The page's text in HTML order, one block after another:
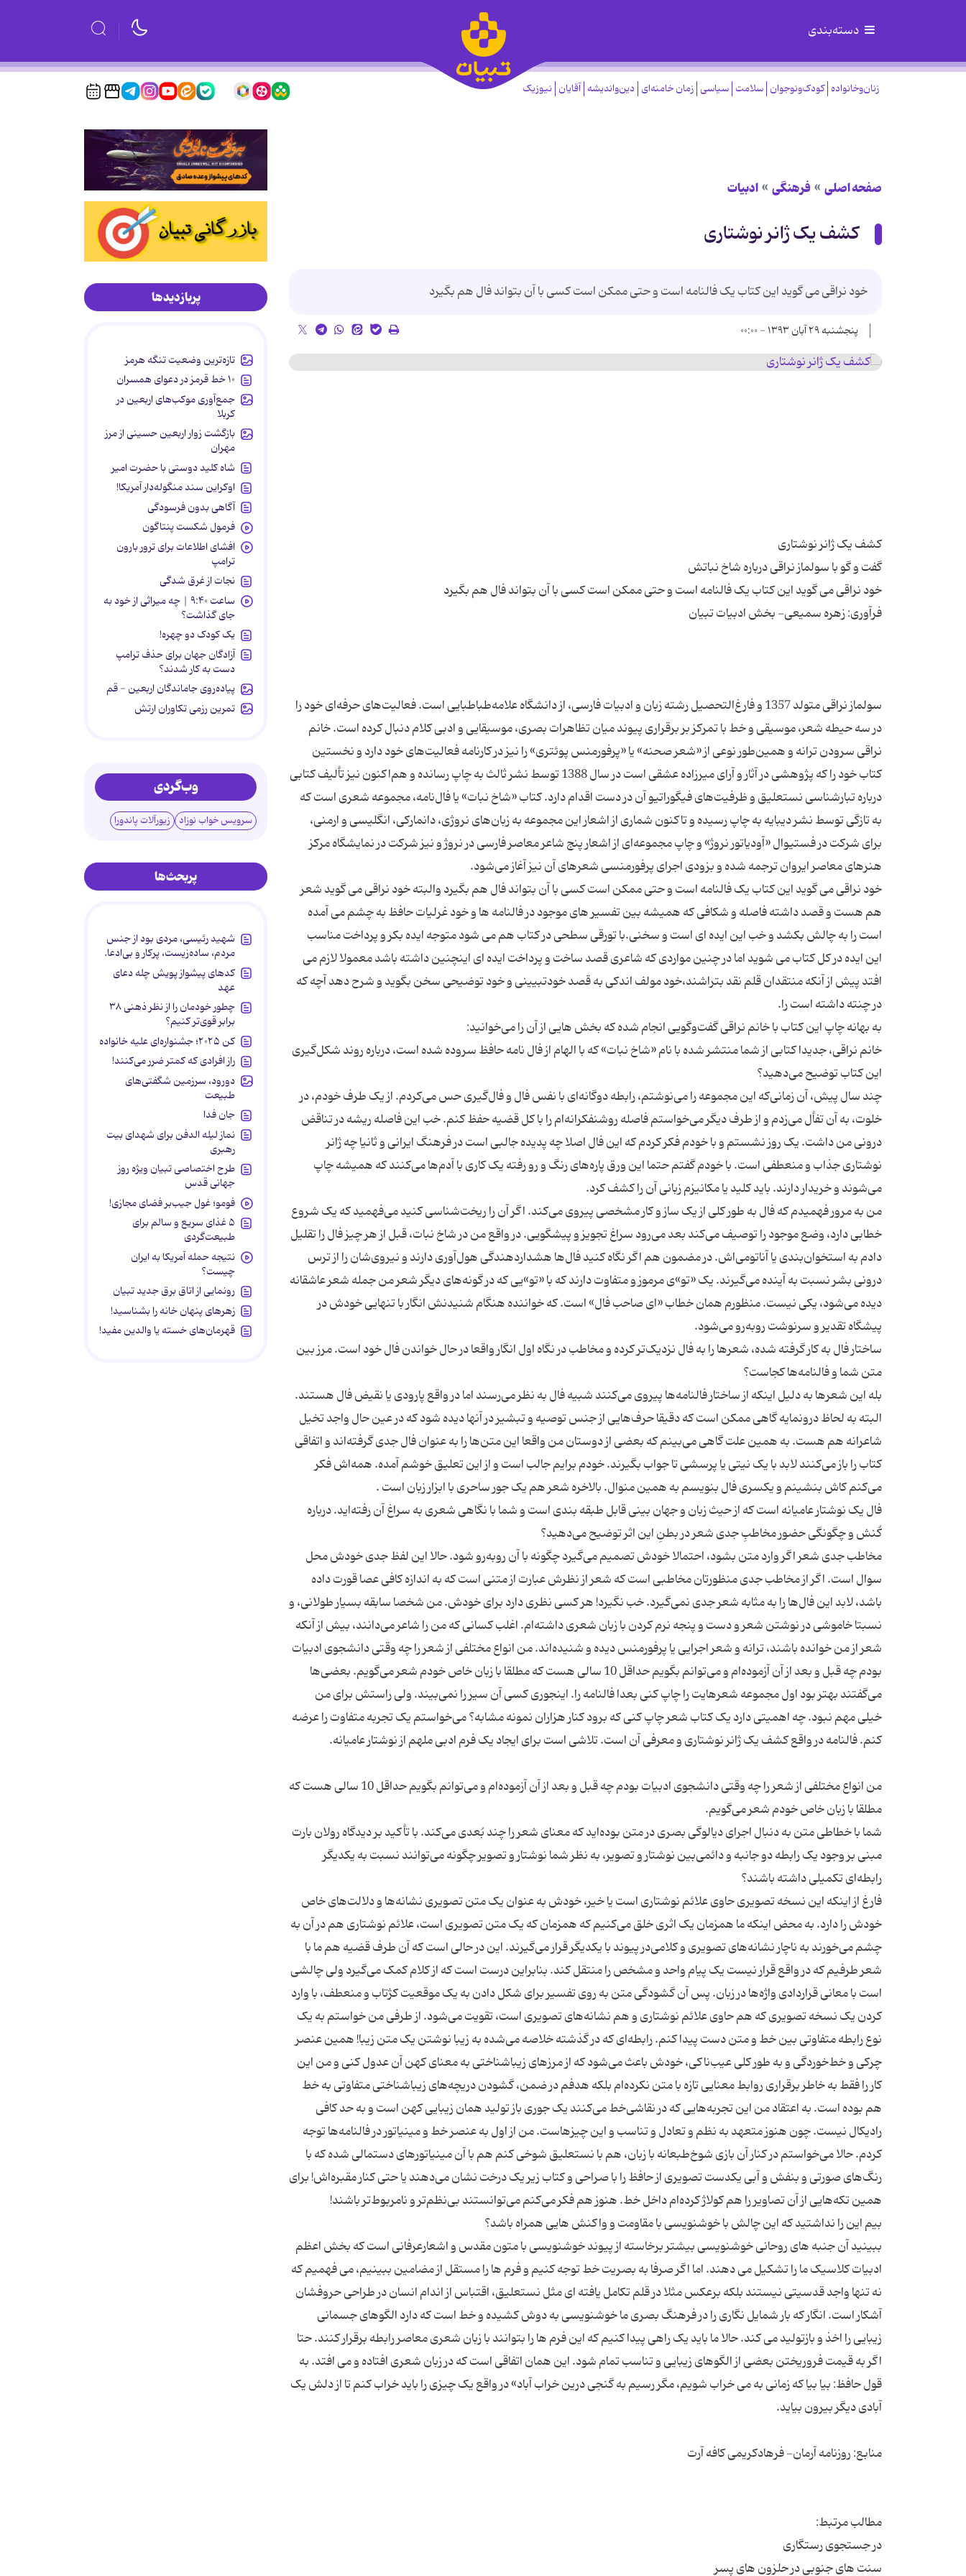
دسته‌بندی
زنان‌وخانواده کودک‌ونوجوان سلامت سیاسی زمان خامنه‌ای دین‌واندیشه آقایان نیوزیک
صفحه اصلی فرهنگی ادبیات
کشف یک ژانر نوشتاری
خود نراقی می گوید این کتاب یک فالنامه است و حتی ممکن است کسی با آن بتواند فال هم بگیرد
پنجشنبه ۲۹ آبان ۱۳۹۳ - ۰۰:۰۰
سولماز نراقی متولد 1357 و فارغ‌التحصیل رشته زبان و ادبیات فارسی، از دانشگاه علامه‌طباطبایی است. فعالیت‌های حرفه‌ای خود را
در سه حیطه شعر، موسیقی و خط با تمرکز بر برقراری پیوند میان تظاهرات بصری، موسیقایی و ادبی کلام دنبال کرده است. خانم
نراقی سرودن ترانه و همین‌طور نوعی از «شعر صحنه» یا «پرفورمنس پوئتری» را نیز در کارنامه فعالیت‌های خود دارد و نخستین
کتاب خود را که پژوهشی در آثار و آرای میرزاده عشقی ا‌ست در سال 1388 توسط نشر ثالث به چاپ رسانده و هم‌اکنون نیز تألیف کتابی
درباره تبارشناسی نستعلیق و ظرفیت‌های فیگوراتیو آن در دست اقدام دارد. کتاب «شاخ نبات» یا فال‌نامه، مجموعه شعری‌ است که
به تازگی توسط نشر دیبایه به چاپ رسیده و تاکنون شماری از اشعار این مجموعه به زبان‌های نروژی، دانمارکی، انگلیسی و ارمنی،
برای شرکت در فستیوال «آودیاتور نروژ» و چاپ مجموعه‌ای از اشعار پنج شاعر معاصر فارسی در نروژ و نیز شرکت در نمایشگاه مرکز
خود نراقی می گوید این کتاب یک فالنامه است و حتی ممکن است کسی با آن بتواند فال هم بگیرد والبته خود نراقی می گوید شعر
هم هست و قصد داشته فاصله و شکافی که همیشه بین تفسیر های موجود در فالنامه ها و خود غرلیات حافظ به چشم می آمده
است را به چالش بکشد و خب این ایده ای است و سخنی.با تورقی سطحی در کتاب هم می شود متوجه ایده بکر و پرداخت مناسب
این ایده در کل کتاب می شوید اما در چنین مواردی که شاعری قصد ساخت و پرداخت ایده ای اینچنین داشته باشد معمولا لازم می
افتد پیش از آنکه منتقدان قلم نقد بتراشند،خود مولف اندکی به قصد خودتبیینی و خود توضیحی سخن بگوید و شرح دهد آچه که
خانم نراقی، جدیدا کتابی از شما منتشر شده با نام «شاخ نبات» که با الهام از فال نامه حافظ سروده شده است، درباره روند شکل‌گیری
چند سال پیش، آن زمانی‌که این مجموعه را می‌نوشتم، رابطه دوگانه‌ای با نفس فال و فال‌گیری حس می‌کردم. از یک طرف خودم، در
خلوت، به آن تفأل می‌زدم و از طرف دیگر می‌خواستم فاصله روشنفکرانه‌ام را با کل قضیه حفظ کنم. خب این فاصله ریشه در تناقض
درونی من داشت. یک روز نشستم و با خودم فکر کردم که این فال اصلا چه پدیده جالبی ا‌ست در فرهنگ ایرانی و ثانیا چه ژانر
نوشتاری جذاب و منعطفی است. با خودم گفتم حتما این ورق پاره‌های رنگ و رو رفته یک کاری با آدم‌ها می‌کنند که همیشه چاپ
من به مرور فهمیدم که فال به طور کلی از یک ساز و کار مشخصی پیروی می‌کند. اگر آن را ریخت‌شناسی کنید می‌فهمید که یک شروع
خطابی دارد، وضع موجود را توصیف می‌کند بعد می‌رود سراغ تجویز و پیشگویی. در واقع من در شاخ نبات، قبل از هر چیز فال را تقلیل
دادم به استخوان‌بندی یا آناتومی‌اش. در مضمون هم اگر نگاه کنید فال‌ها هشداردهندگی هول‌آوری دارند و نیروی‌شان را از ترس
درونی بشر نسبت به آینده می‌گیرند. یک «تو»ی مرموز و متفاوت دارند که با «تو»یی که در گونه‌های دیگر شعر من جمله شعر عاشقانه
دیده می‌شود، یکی نیست. منظورم همان خطاب «ای صاحب فال» است. که خواننده هنگام شنیدنش انگار با تنهایی خودش در
ساختار فال به کار گرفته شده، شعرها را به فال نزدیک‌تر کرده و مخاطب در نگاه اول انگار واقعا در حال خواندن فال خود است. مرز بین
بله این شعرها به دلیل اینکه از ساختار فالنامه‌ها پیروی می‌کنند شبیه فال به نظر می‌رسند اما در واقع پارودی یا نقیض فال هستند.
البته به لحاظ درونمایه گاهی ممکن است که دقیقا حرف‌هایی از جنس توصیه و تبشیر در آنها دیده شود که در عین حال واجد تخیل
شاعرانه هم هست. به همین علت گاهی می‌بینم که بعضی از دوستان من واقعا این متن‌ها را به عنوان فال جدی گرفته‌اند و اتفاقی
کتاب را باز می‌کنند لابد با یک نیتی یا پرسشی تا جواب بگیرند. خودم برایم جالب است و از این تعلیق خوشم آمده. همه‌ا‌ش فکر
فال یک نوشتار عامیانه است که از حیث زبان و جهان بینی قابل طبقه بندی‌ است و شما با نگاهی شعری به سراغ آن رفته‌اید. درباره
مخاطب جدی شعر اگر وارد متن بشود، احتمالا خودش تصمیم می‌گیرد چگونه با آن روبه‌رو شود. حالا این لفظ جدی خودش محل
سوال است. اگر از مخاطب جدی منظورتان مخاطبی است که شعر از نظرش عبارت از متنی است که به اندازه کافی عصا قورت داده
باشد، لابد این فال‌ها را به مثابه شعر جدی نمی‌گیرد. خب نگیرد! هر کسی نظری دارد برای خودش. من شخصا سابقه بسیار طولانی، و
نسبتا خاموشی در نوشتن شعر و دست و پنجه نرم کردن با زبان شعری داشته‌ام. اغلب کسانی که من را شاعر می‌دانند، بیش از آنکه
شعر از من خوانده باشند، ترانه و شعر اجرایی یا پرفورمنس دیده و شنیده‌اند. من انواع مختلفی از شعر را چه وقتی دانشجوی ادبیات
بودم چه قبل و بعد از آن آزموده‌ام و می‌توانم بگویم حداقل 10 سالی هست که مطلقا با زبان خاص خودم شعر می‌گویم. بعضی‌ها
می‌گفتند بهتر بود اول مجموعه شعرهایت را چاپ کنی بعدا فالنامه را. اینجوری کسی آن سیر را نمی‌بیند. ولی راستش برای من
خیلی مهم نبود. چه اهمیتی دارد یک کتاب شعر چاپ کنی که برود کنار هزاران نمونه مشابه؟ می‌خواستم یک تجربه متفاوت را عرضه
من انواع مختلفی از شعر را چه وقتی دانشجوی ادبیات بودم چه قبل و بعد از آن آزموده‌ام و می‌توانم بگویم حداقل 10 سالی هست که
شما با خطاطی متن به دنبال اجرای دیالوگی بصری در متن بوده‌اید که معنای شعر را چند بُعدی می‌کند. با تأکید بر دیدگاه رولان بارت
مبنی بر وجود یک رابطه دو جانبه و دائمی‌بین نوشتار و تصویر، به نظر شما نوشتار و تصویر چگونه می‌توانند نسبت به یکدیگر
فارغ از اینکه این نسخه تصویری حاوی علائم نوشتاری ا‌ست یا خیر، خودش به عنوان یک متن تصویری نشانه‌ها و دلالت‌های خاص
خودش را دارد. به محض اینکه ما همزمان یک اثری خلق می‌کنیم که همزمان که یک متن تصویری است، علائم نوشتاری هم در آن به
چشم می‌خورند به ناچار نشانه‌های تصویری و کلامی‌در پیوند با یکدیگر قرار می‌گیرند. این در حالی است که آن طرف قضیه هم ما با
شعر طرفیم که در واقع قرار نیست یک پیام واحد و مشخص را منتقل کند. بنابراین درست است که از کلام کمک می‌گیرد ولی چالشی‌
است با معانی قراردادی واژه‌ها در زبان. پس آن گشودگی متن به روی تفسیر برای شکل دادن به یک موقعیت کژتاب و منعطف، با وارد
کردن یک نسخه تصویری که هم حاوی علائم نوشتاری و هم نشانه‌های تصویری است، تقویت می‌شود. از طرفی من خواستم به یک
نوع رابطه متفاوتی بین خط و متن دست پیدا کنم. رابطه‌ای که در گذشته خلاصه می‌شده به زیبا نوشتن یک متن زیبا! همین عنصر
چرکی و خط‌خوردگی و به طور کلی عیب‌ناکی، خودش باعث می‌شود که از مرزهای زیباشناختی به معنای کهن آن عدول کنی و من این
کار را فقط به خاطر برقراری روابط معنایی تازه با متن نکرده‌ام بلکه هدفم در ضمن، گشودن دریچه‌های زیباشناختی متفاوتی به خط
هم بوده است. به اعتقاد من این تجربه‌هایی که در نقاشی‌خط می‌کنند یک جوری باز تولید همان زیبایی کهن است و به حد کافی
رادیکال نیست. چون هنوز متعهد به نظم و تعادل و تناسب و این چیزهاست. من از اول به عنصر خط و مینیاتور در فالنامه‌ها توجه
کردم. حالا می‌خواستم در کنار آن بازی شوخ‌طبعانه با زبان، هم با نستعلیق شوخی کنم هم با آن مینیاتورهای دستمالی شده که با
رنگ‌های صورتی و بنفش و آبی یکدست تصویری از حافظ را با صراحی و کتاب زیر یک درخت نشان می‌دهند یا حتی کنار مقبره‌اش! برای
ببینید آن جنبه های روحانی خوشنویسی بیشتر برخاسته از پیوند خوشنویسی با متون مقدس و اشعارعرفانی است که بخش اعظم
ادبیات کلاسیک ما را تشکیل می دهند. اما اگر صرفا به بصریت خط توجه کنیم و فرم ها را مستقل از مضامین ببینیم، می فهمیم که
نه تنها واجد قدسیتی نیستند بلکه برعکس مثلا در قلم تکامل یافته ای مثل نستعلیق، اقتباس از اندام انسان در طراحی حروفشان
آشکار است. انگار که بار شمایل نگاری را در فرهنگ بصری ما خوشنویسی به دوش کشیده و خط است که دارد الگوهای جسمانی
زیبایی را اخذ و بازتولید می کند. حالا ما باید یک راهی پیدا کنیم که این فرم ها را بتوانند با زبان شعری معاصر رابطه برقرار کنند. حتا
اگر به قیمت فروریختن بعضی از الگوهای زیبایی و تناسب تمام شود. این همان اتفاقی است که در زبان شعری افتاده و می افتد. به
قول حافظ: بیا بیا که زمانی به می خراب شویم، مگر رسیم به گنجی درین خراب آباد» در واقع یک چیزی را باید خراب کنم تا از دلش یک
پربازدیدها
تازه‌ترین وضعیت تنگه هرمز
۱۰ خط قرمز در دعوای همسران
جمع‌آوری موکب‌های اربعین در
کربلا
بازگشت زوار اربعین حسینی از مرز
مهران
شاه کلید دوستی با حضرت امیر
اوکراین سند منگوله‌دار آمریکا!
آگاهی بدون فرسودگی
فرمول شکست پنتاگون
افشای اطلاعات برای ترور بارون
ترامپ
نجات از غرق شدگی
ساعت ۹:۴۰ | چه میراثی از خود به
جای گذاشت؟
یک کودک دو چهره!
آزادگان جهان برای حذف ترامپ
دست به کار شدند؟
پیاده‌روی جاماندگان اربعین - قم
تمرین رزمی تکاوران ارتش
وب‌گردی
سرویس خواب نوزاد زیورآلات پاندورا
پربحث‌ها
شهید رئیسی، مردی بود از جنس
مردم، ساده‌زیست، پرکار و بی‌ادعا.
کدهای پیشواز پویش چله دعای
عهد
چطور خودمان را از نظر ذهنی ۳۸
برابر قوی‌تر کنیم؟
کن ۲۰۲۵؛ جشنواره‌ای علیه خانواده
راز افرادی که کمتر ضرر می‌کنند!
دورود، سرزمین شگفتی‌های
طبیعت
جان فدا
نماز لیله الدفن برای شهدای بیت
رهبری
طرح اختصاصی تبیان ویژه روز
جهانی قدس
فومو؛ غول جیب‌بر فضای مجازی!
۵ غذای سریع و سالم برای
طبیعت‌گردی
نتیجه حمله آمریکا به ایران
چیست؟
رونمایی از اتاق برق جدید تبیان
زهرهای پنهان خانه را بشناسید!
قهرمان‌های خسته یا والدین مفید!